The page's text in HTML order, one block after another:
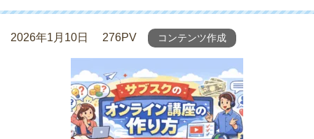
2026年1月10日 276PV コンテンツ作成